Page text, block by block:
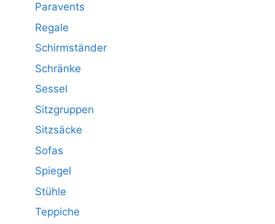
Paravents
Regale
Schirmständer
Schränke
Sessel
Sitzgruppen
Sitzsäcke
Sofas
Spiegel
Stühle
Teppiche